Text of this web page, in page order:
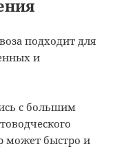
подходит для
и
с большим
может быстро и